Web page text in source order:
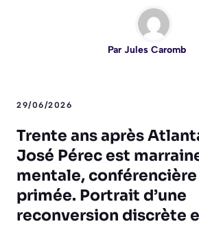
Par Jules Caromb
29/06/2026
Trente ans après
José Pérec est
mentale,
primée. Portrait d’une
reconversion discrète